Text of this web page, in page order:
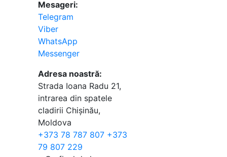
Mesageri:
Telegram
Viber
WhatsApp
Messenger
Adresa noastră:
Strada Ioana Radu 21,
intrarea din spatele
cladirii Chișinău,
Moldova
+373 78 787 807 +373
79 807 229